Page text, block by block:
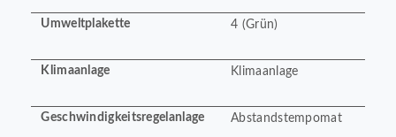
Umweltplakette 4 (Grün)
Klimaanlage Klimaanlage
Geschwindigkeitsregelanlage Abstandstempomat